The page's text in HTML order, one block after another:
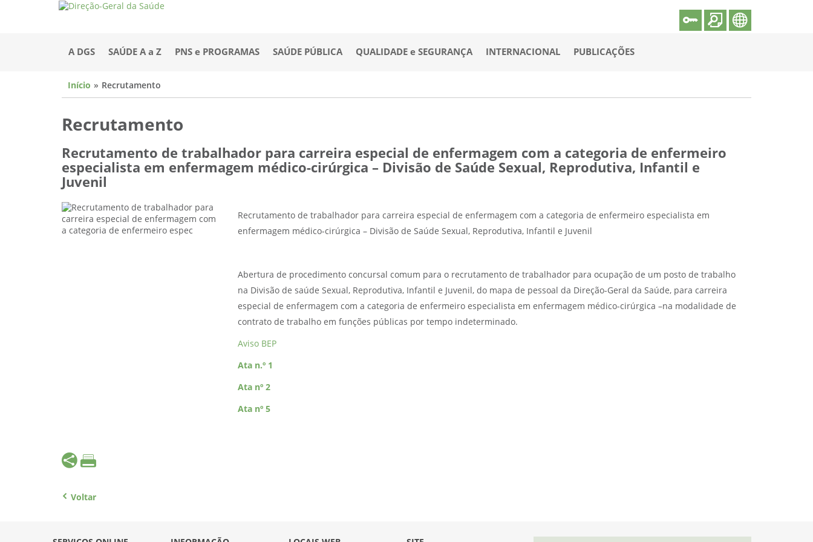
A DGS SAÚDE A a Z PNS e PROGRAMAS SAÚDE PÚBLICA QUALIDADE e SEGURANÇA INTERNACIONAL PUBLICAÇÕES
Início Recrutamento
Recrutamento
Recrutamento de trabalhador para carreira especial de enfermagem com a categoria de enfermeiro
especialista em enfermagem médico-cirúrgica – Divisão de Saúde Sexual, Reprodutiva, Infantil e
Juvenil
Recrutamento de trabalhador para carreira especial de enfermagem com a categoria de enfermeiro especialista em
enfermagem médico-cirúrgica – Divisão de Saúde Sexual, Reprodutiva, Infantil e Juvenil
Abertura de procedimento concursal comum para o recrutamento de trabalhador para ocupação de um posto de trabalho
na Divisão de saúde Sexual, Reprodutiva, Infantil e Juvenil, do mapa de pessoal da Direção-Geral da Saúde, para carreira
especial de enfermagem com a categoria de enfermeiro especialista em enfermagem médico-cirúrgica –na modalidade de
contrato de trabalho em funções públicas por tempo indeterminado.
Aviso BEP
Ata n.º 1
Ata nº 2
Ata nº 5
Voltar